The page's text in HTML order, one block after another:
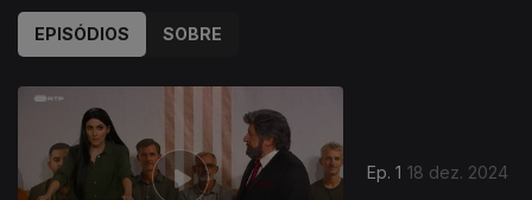
EPISÓDIOS SOBRE
Ep. 1 18 dez. 2024
821020